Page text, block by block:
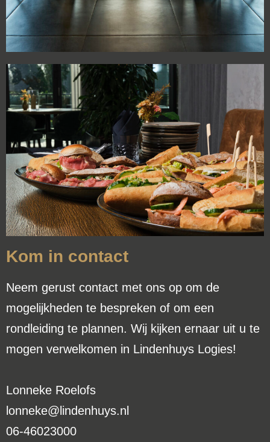
Kom in contact
Neem gerust contact met ons op om de
mogelijkheden te bespreken of om een
rondleiding te plannen. Wij kijken ernaar uit u te
mogen verwelkomen in Lindenhuys Logies!
Lonneke Roelofs
lonneke@lindenhuys.nl
06-46023000